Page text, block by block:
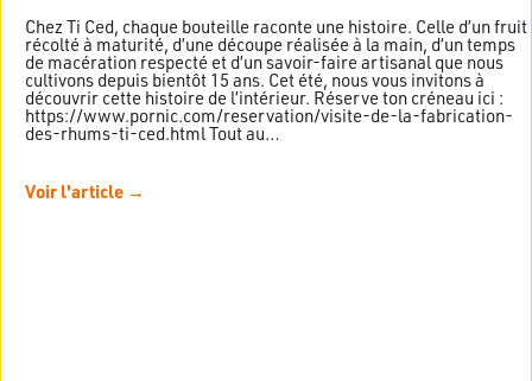
Chez Ti Ced, chaque bouteille raconte une histoire. Celle d’un fruit
récolté à maturité, d’une découpe réalisée à la main, d’un temps
de macération respecté et d’un savoir-faire artisanal que nous
cultivons depuis bientôt 15 ans. Cet été, nous vous invitons à
découvrir cette histoire de l’intérieur. Réserve ton créneau ici :
https://www.pornic.com/reservation/visite-de-la-fabrication-
des-rhums-ti-ced.html Tout au…
Voir l'article →